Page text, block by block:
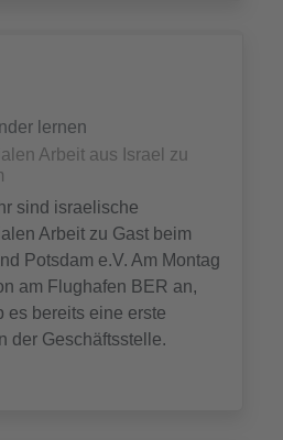
lernen
Arbeit aus Israel zu
sind israelische
Arbeit zu Gast beim
Potsdam e.V. Am Montag
am Flughafen BER an,
es bereits eine erste
der Geschäftsstelle.